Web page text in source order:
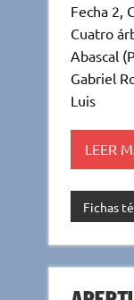
it
te
r
Fecha 2,
Cuatro
Abascal
Gabriel
Luis
LEER
Fichas